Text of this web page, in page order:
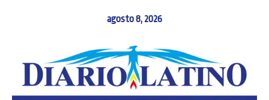
agosto 8, 2026